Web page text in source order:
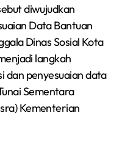
diwujudkan
Data Bantuan
Dinas Sosial Kota
langkah
dan penyesuaian data
Sementara
Kementerian